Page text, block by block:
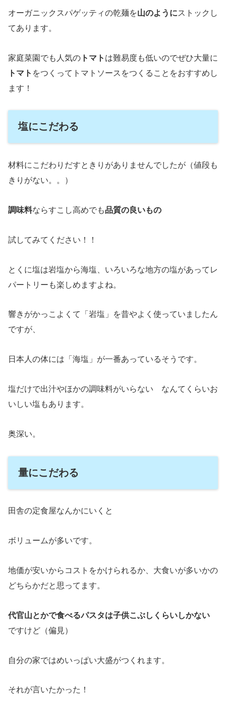
オーガニックスパゲッティの乾麺を山のようにストックし
てあります。
家庭菜園でも人気の トマト は難易度も低いのでぜひ大量に
トマト をつくってトマトソースをつくることをおすすめし
ます！
塩にこだわる
材料にこだわりだすときりがありませんでしたが（値段も
きりがない。。）
調味料ならすこし高めでも品質の良いもの
試してみてください！！
とくに塩は岩塩から海塩、いろいろな地方の塩があってレ
パートリーも楽しめますよね。
響きがかっこよくて「岩塩」を昔やよく使っていましたん
ですが、
日本人の体には「海塩」が一番あっているそうです。
塩だけで出汁やほかの調味料がいらない なんてくらいお
いしい塩もあります。
奥深い。
量にこだわる
田舎の定食屋なんかにいくと
ボリュームが多いです。
地価が安いからコストをかけられるか、大食いが多いかの
どちらかだと思ってます。
代官山とかで食べるパスタは子供こぶしくらいしかない
ですけど（偏見）
自分の家ではめいっぱい大盛がつくれます。
それが言いたかった！